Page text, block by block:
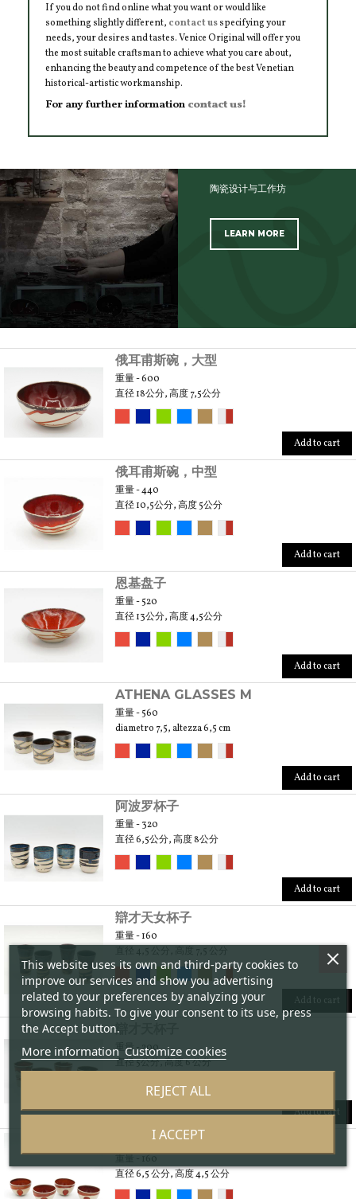
If you do not find online what you want or would like
something slightly different, contact usspecifying your
needs, your desires and tastes. Venice Original will offer you
the most suitable craftsman to achieve what you care about,
enhancing the beauty and competence of the best Venetian
historical-artistic workmanship.
For any further information contact us!
陶瓷设计与工作坊
LEARN MORE
俄耳甫斯碗，大型
重量 - 600
直径 18公分, 高度 7,5公分
Add to cart
俄耳甫斯碗，中型
重量 - 440
直径 10,5公分, 高度 5公分
Add to cart
恩基盘子
重量 - 520
直径 13公分, 高度 4,5公分
Add to cart
ATHENA GLASSES M
重量 - 560
diametro 7,5, altezza 6,5 cm
Add to cart
阿波罗杯子
重量 - 320
直径 6,5公分, 高度 8公分
Add to cart
辯才天女杯子
重量 - 160
Add to cart
辯才天杯子
重量 - 200
直径 5公分, 高度 6 公分
Add to cart
《索奇皮利》杯子
直径 6,5 公分, 高度 4,5 公分
This website uses its own and third-party cookies to
improve our services and show you advertising
related to your preferences by analyzing your
browsing habits. To give your consent to its use, press
the Accept button.
More information Customize cookies
REJECT ALL
I ACCEPT